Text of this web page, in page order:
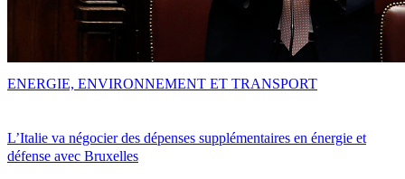
L’Italie va négocier des dépenses supplémentaires en énergie et
défense avec Bruxelles
ENERGIE, ENVIRONNEMENT ET TRANSPORT